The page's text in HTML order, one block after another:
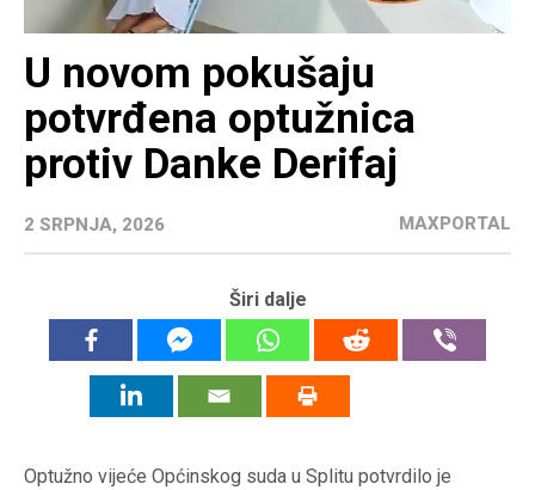
U novom pokušaju
potvrđena optužnica
protiv Danke Derifaj
2 SRPNJA, 2026 MAXPORTAL
Širi dalje
Optužno vijeće Općinskog suda u Splitu potvrdilo je